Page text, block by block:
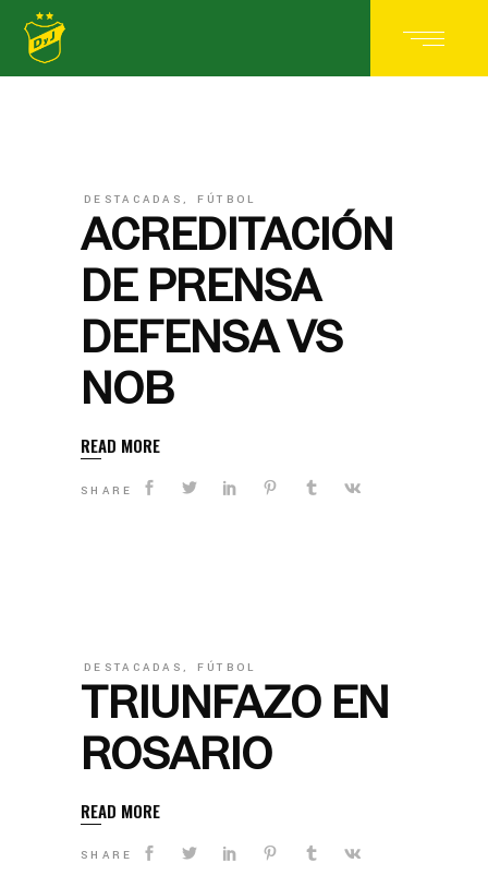
DESTACADAS, FÚTBOL
ACREDITACIÓN
DE PRENSA
DEFENSA VS
NOB
READ MORE
SHARE
DESTACADAS , FÚTBOL
TRIUNFAZO EN
ROSARIO
READ MORE
SHARE